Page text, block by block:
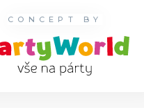
CONCEPT BY